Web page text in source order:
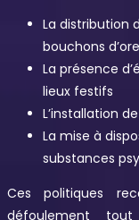
La distribution
bouchons
La présence
lieux festifs
L’installation
La mise à
substances
Ces politiques
défoulement